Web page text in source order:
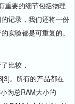
要的细节包括物理
记录，我们还将一份
实验都是可重复的。
比较，
。所有的产品都在
为总RAM大小的